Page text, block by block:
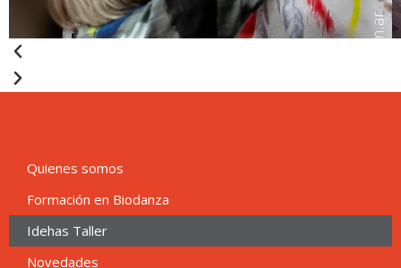
Quienes somos
Formación en Biodanza
Idehas Taller
Novedades